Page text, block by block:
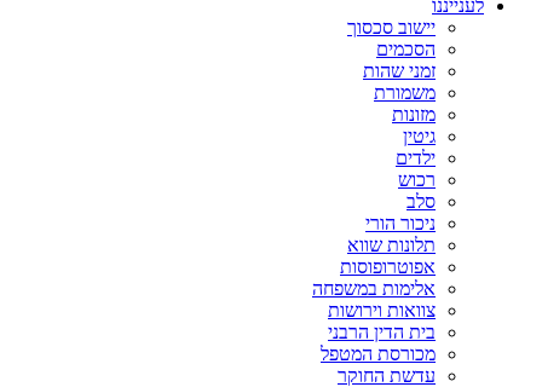
לענייננו
יישוב סכסוך
הסכמים
זמני שהות
משמורת
מזונות
גיטין
ילדים
רכוש
סלב
ניכור הורי
תלונות שווא
אפוטרופוסות
אלימות במשפחה
צוואות וירושות
בית הדין הרבני
מכורסת המטפל
עדשת החוקר